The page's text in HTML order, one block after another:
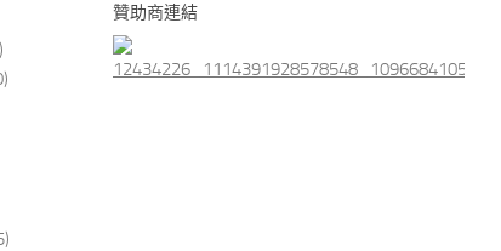
贊助商連結